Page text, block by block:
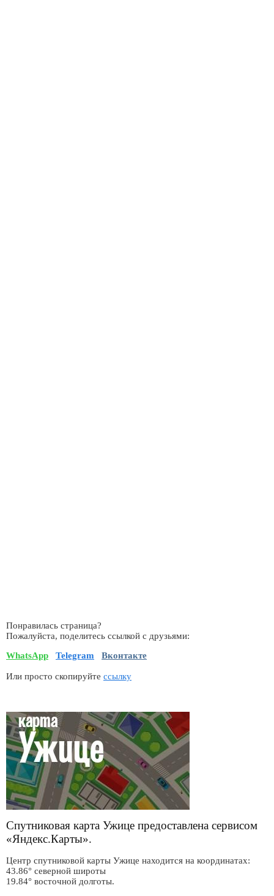
Понравилась страница?
Пожалуйста, поделитесь ссылкой с друзьями:
WhatsApp
Telegram Вконтакте
Или просто скопируйте ссылку
Спутниковая карта Ужице предоставлена сервисом
«Яндекс.Карты».
Центр спутниковой карты Ужице находится на координатах:
43.86° северной широты
19.84° восточной долготы.